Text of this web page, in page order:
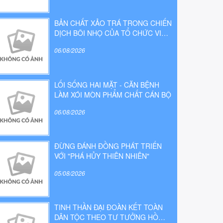
BẢN CHẤT XẢO TRÁ TRONG CHIẾN
DỊCH BÔI NHỌ CỦA TỔ CHỨC VIỆT
06/08/2026
LỐI SỐNG HAI MẶT - CĂN BỆNH
LÀM XÓI MÒN PHẨM CHẤT CÁN BỘ
06/08/2026
ĐỪNG ĐÁNH ĐỒNG PHÁT TRIỂN
VỚI "PHÁ HỦY THIÊN NHIÊN"
05/08/2026
TINH THẦN ĐẠI ĐOÀN KẾT TOÀN
DÂN TỘC THEO TƯ TƯỞNG HỒ